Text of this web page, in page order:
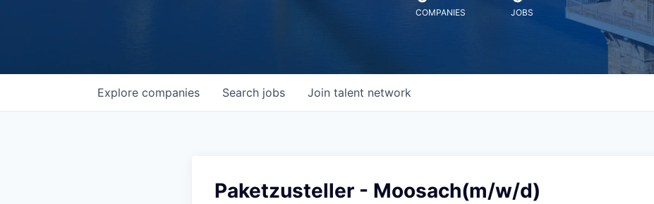
COMPANIES JOBS
Search jobs
Explore companies Join talent network
Paketzusteller - Moosach(m/w/d)